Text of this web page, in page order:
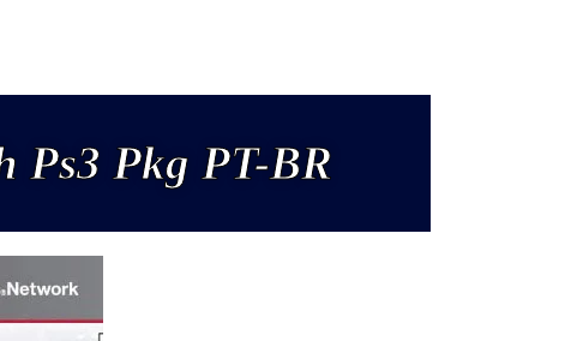
Ps3 Pkg PT-BR